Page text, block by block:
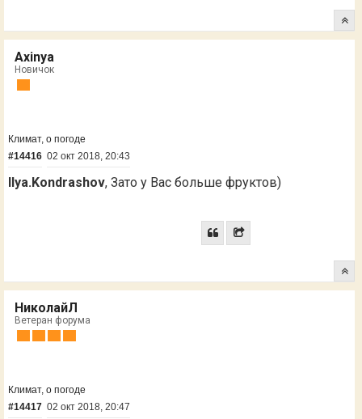
Axinya
Новичок
Климат, о погоде
#14416 02 окт 2018, 20:43
Ilya.Kondrashov, Зато у Вас больше фруктов)
НиколайЛ
Ветеран форума
Климат, о погоде
#14417 02 окт 2018, 20:47